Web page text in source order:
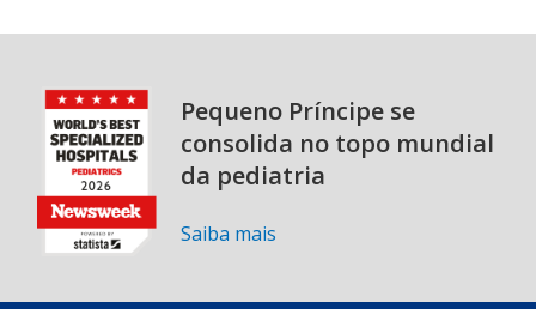
Pequeno Príncipe se
consolida no topo mundial
da pediatria
Saiba mais